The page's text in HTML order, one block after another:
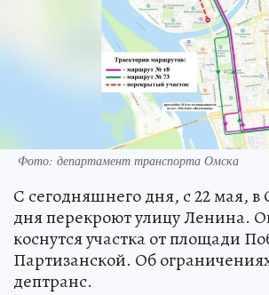
Фото: департамент транспорта Омска
С сегодняшнего дня, с 22 мая, в
дня перекроют улицу Ленина.
коснутся участка от площади
Партизанской. Об
дептранс.